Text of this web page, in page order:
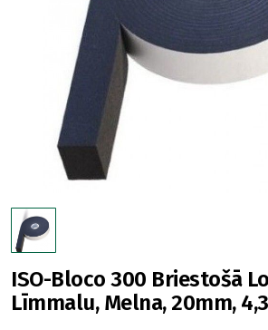
ISO-Bloco 300 Briestošā
Līmmalu, Melna, 20mm,